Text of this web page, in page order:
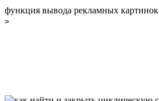
функция вывода рекламных картинок
>